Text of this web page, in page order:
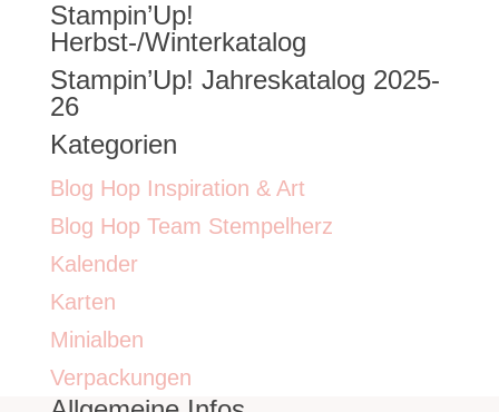
nach:
Stampin’Up!
Herbst-/Winterkatalog
Stampin’Up! Jahreskatalog 2025-
26
Kategorien
Blog Hop Inspiration & Art
Blog Hop Team Stempelherz
Kalender
Karten
Minialben
Verpackungen